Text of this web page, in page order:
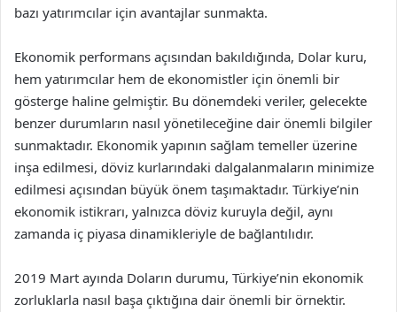
bazı yatırımcılar için avantajlar sunmakta.
Ekonomik performans açısından bakıldığında, Dolar kuru,
hem yatırımcılar hem de ekonomistler için önemli bir
gösterge haline gelmiştir. Bu dönemdeki veriler, gelecekte
benzer durumların nasıl yönetileceğine dair önemli bilgiler
sunmaktadır. Ekonomik yapının sağlam temeller üzerine
inşa edilmesi, döviz kurlarındaki dalgalanmaların minimize
edilmesi açısından büyük önem taşımaktadır. Türkiye’nin
ekonomik istikrarı, yalnızca döviz kuruyla değil, aynı
zamanda iç piyasa dinamikleriyle de bağlantılıdır.
2019 Mart ayında Doların durumu, Türkiye’nin ekonomik
zorluklarla nasıl başa çıktığına dair önemli bir örnektir.